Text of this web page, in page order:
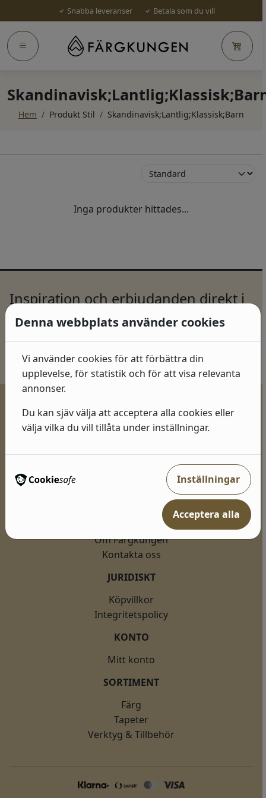
Snabba leveranser Betala som du vill
Hem / Produkt Stil / Skandinavisk;Lantlig;Klassisk;Barn
Inga produkter hittades...
Inspiration och erbjudanden direkt i
mailkorgen!
Prenumerera >>
Vi brinner för inredning och design!
Org. nr: 559202-4409
Momsreg: SE559202440901
LÄR KÄNNA OSS
Om Färgkungen
Kontakta oss
JURIDISKT
Köpvillkor
Integritetspolicy
KONTO
Mitt konto
SORTIMENT
Färg
Tapeter
Verktyg & Tillbehör
Denna webbplats använder cookies
Vi använder cookies för att förbättra din
upplevelse, för statistik och för att visa relevanta
annonser.
Du kan sjäv välja att acceptera alla cookies eller
välja vilka du vill tillåta under inställningar.
Inställningar
Acceptera alla